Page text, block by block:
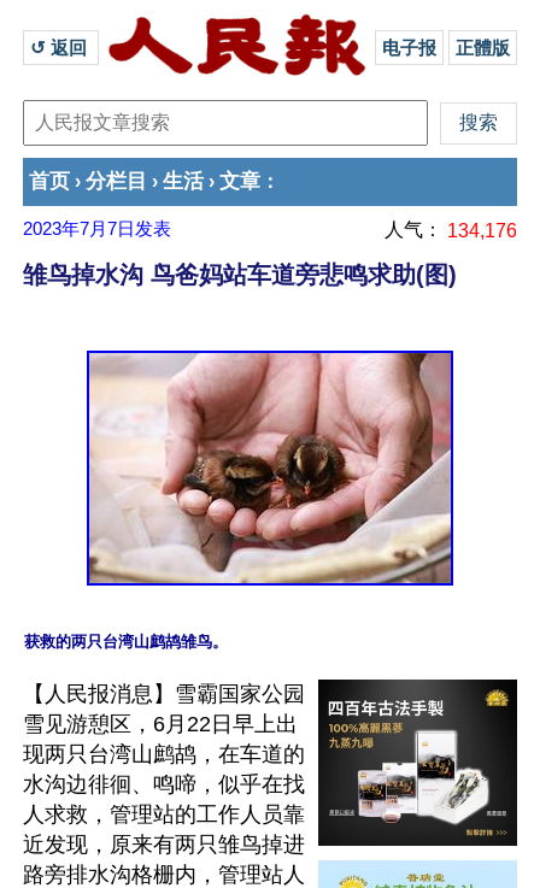
↺ 返回 电子报 正體版
首页 › 分栏目 › 生活 › 文章 ：
2023年7月7日 发表 人气： 134,176
雏鸟掉水沟 鸟爸妈站车道旁悲鸣求助(图)
【人民报消息】雪霸国家公园
雪见游憩区，6月22日早上出
现两只台湾山鹧鸪，在车道的
水沟边徘徊、鸣啼，似乎在找
人求救，管理站的工作人员靠
近发现，原来有两只雏鸟掉进
路旁排水沟格栅内，管理站人